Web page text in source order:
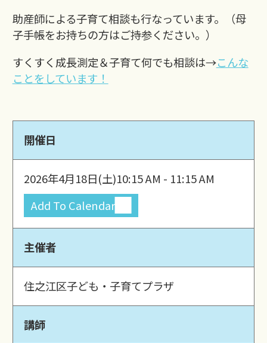
助産師による子育て相談も行なっています。（母
子手帳をお持ちの方はご持参ください。）
すくすく成長測定＆子育て何でも相談は→こんな
ことをしています！
開催日
2026年4月18日(土)10:15 AM - 11:15 AM
Add To Calendar
主催者
住之江区子ども・子育てプラザ
講師